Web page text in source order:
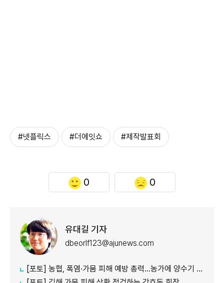
#넷플릭스 #더에잇쇼 #제작발표회
0 0
유대길 기자
dbeorlf123@ajunews.com
[포토] 농협, 폭염·가뭄 피해 예방 총력…농가에 양수기 지원